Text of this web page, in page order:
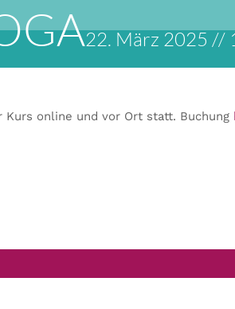
22. März 2025 //
online und vor Ort statt. Buchung